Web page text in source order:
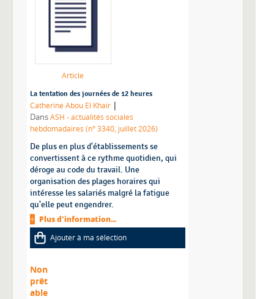
Article
La tentation des journées de 12 heures
Catherine Abou El Khair |
DansASH - actualités sociales
hebdomadaires (n° 3340, juillet 2026)
De plus en plus d'établissements se
convertissent à ce rythme quotidien, qui
déroge au code du travail. Une
organisation des plages horaires qui
intéresse les salariés malgré la fatigue
qu'elle peut engendrer.
Plus d'information...
Ajouter à ma sélection
Non
prêt
able